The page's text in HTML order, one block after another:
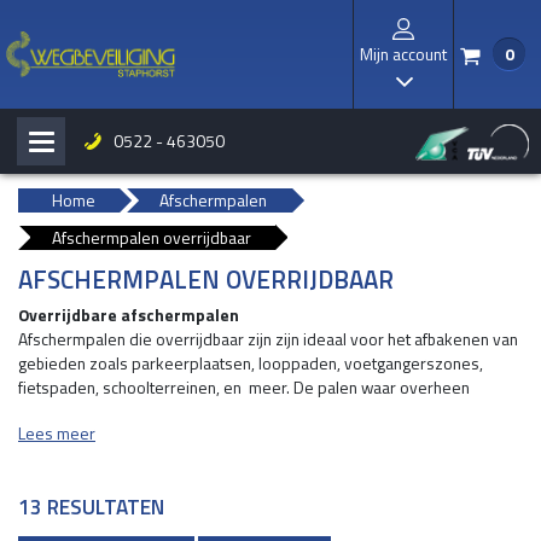
Mijn account
I
/ 0
H b 0522 - 463050
Home
Afschermpalen
Afschermpalen overrijdbaar
AFSCHERMPALEN OVERRIJDBAAR
Overrijdbare afschermpalen
Afschermpalen die overrijdbaar zijn zijn ideaal voor het afbakenen van
gebieden zoals parkeerplaatsen, looppaden, voetgangerszones,
fietspaden, schoolterreinen, en meer. De palen waar overheen
auto’s en vrachtwagens niet tegen uw object aan kunnen rijden. Ook
Eenvoudige montage en beschikbaar in diverse kleuren
Lees meer
13 RESULTATEN